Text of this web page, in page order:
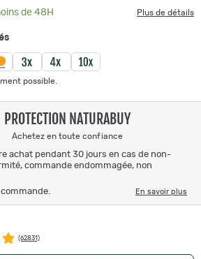
de 48H
Plus de détails
possible.
PROTECTION NATURABUY
Achetez en toute confiance
achat pendant 30 jours en cas de non-
commande endommagée, non
En savoir plus
(62831)